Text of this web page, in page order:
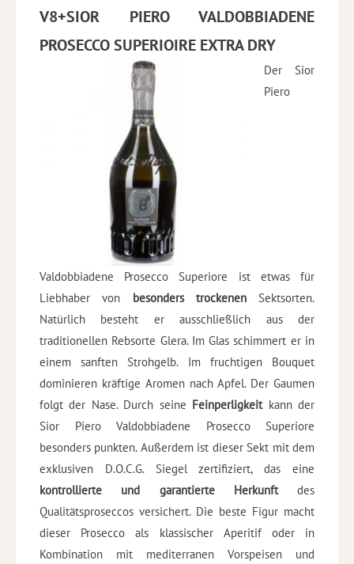
V8+SIOR PIERO VALDOBBIADENE
PROSECCO SUPERIOIRE EXTRA DRY
Der Sior
Piero
Valdobbiadene Prosecco Superiore ist etwas für
Liebhaber von besonders trockenenSektsorten.
Natürlich besteht er ausschließlich aus der
traditionellen Rebsorte Glera. Im Glas schimmert er in
einem sanften Strohgelb. Im fruchtigen Bouquet
dominieren kräftige Aromen nach Apfel. Der Gaumen
folgt der Nase. Durch seine Feinperligkeitkann der
Sior Piero Valdobbiadene Prosecco Superiore
besonders punkten. Außerdem ist dieser Sekt mit dem
exklusiven D.O.C.G. Siegel zertifiziert, das eine
kontrollierte und garantierte Herkunftdes
Qualitätsproseccos versichert. Die beste Figur macht
dieser Prosecco als klassischer Aperitif oder in
Kombination mit mediterranen Vorspeisen und